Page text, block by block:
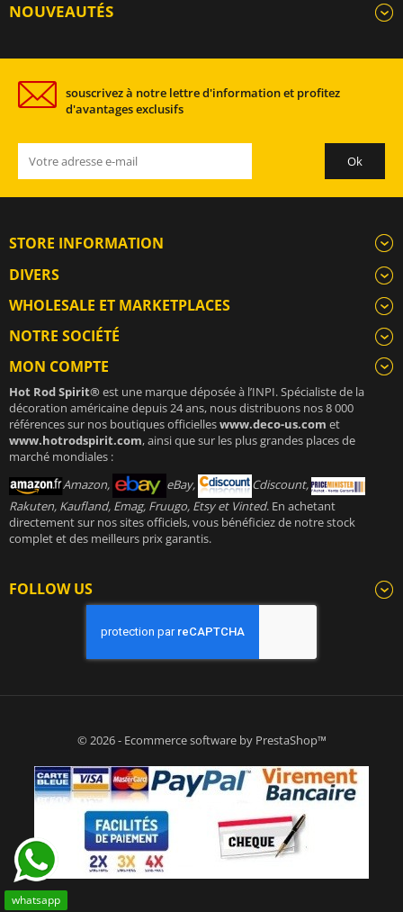
NOUVEAUTÉS
souscrivez à notre lettre d'information et profitez
d'avantages exclusifs
STORE INFORMATION
DIVERS
WHOLESALE ET MARKETPLACES
NOTRE SOCIÉTÉ
MON COMPTE
Hot Rod Spirit®est une marque déposée à l’INPI. Spécialiste de la
décoration américaine depuis 24 ans, nous distribuons nos 8 000
références sur nos boutiques officielleswww.deco-us.com et
www.hotrodspirit.com, ainsi que sur les plus grandes places de
marché mondiales :
Amazon,
eBay,
Cdiscount,
Rakuten, Kaufland, Emag, Fruugo, Etsy et Vinted. En achetant
directement sur nos sites officiels, vous bénéficiez de notre stock
complet et des meilleurs prix garantis.
FOLLOW US
whatsapp
© 2026 - Ecommerce software by PrestaShop™